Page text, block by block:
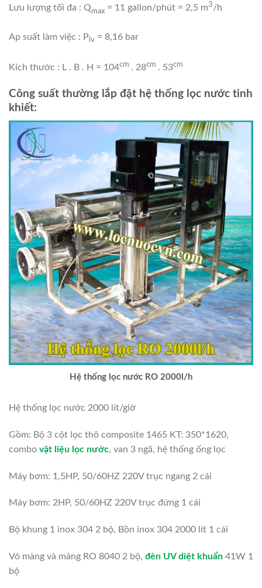
Lưu lượng tối đa : Qmax = 11 gallon/phút = 2,5 m3/h
Ap suất làm việc : P lv = 8,16 bar
Kích thước : L . B . H = 104cm . 28cm . 53cm
Công suất thường lắp đặt hệ thống lọc nước tinh
khiết:
Hệ thống lọc nước RO 2000l/h
Hệ thống lọc nước 2000 lít/giờ
Gồm: Bộ 3 cột lọc thô composite 1465 KT: 350*1620,
combo vật liệu lọc nước, van 3 ngã, hệ thống ống lọc
Máy bơm: 1,5HP, 50/60HZ 220V trục ngang 2 cái
Máy bơm: 2HP, 50/60HZ 220V trục đứng 1 cái
Bộ khung 1 inox 304 2 bộ, Bồn inox 304 2000 lít 1 cái
Vỏ màng và màng RO 8040 2 bộ, đèn UV diệt khuẩn 41W 1
bộ